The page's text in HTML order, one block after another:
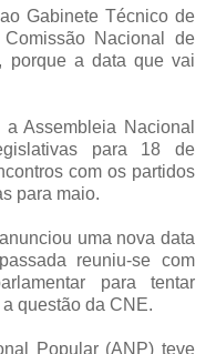
Gabinete Técnico de
Nacional de
porque a data que vai
Assembleia Nacional
para 18 de
com os partidos
para maio.
uma nova data
reuniu-se com
para tentar
questão da CNE.
Popular (ANP) teve